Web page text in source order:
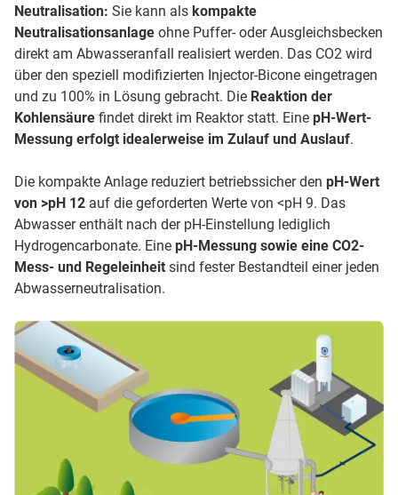
Neutralisation: Sie kann als kompakte
Neutralisationsanlage ohne Puffer- oder Ausgleichsbecken
direkt am Abwasseranfall realisiert werden. Das CO2 wird
über den speziell modifizierten Injector-Bicone eingetragen
und zu 100% in Lösung gebracht. Die Reaktion der
Kohlensäure findet direkt im Reaktor statt. Eine pH-Wert-
Messung erfolgt idealerweise im Zulauf und Auslauf.
Die kompakte Anlage reduziert betriebssicher den pH-Wert
von >pH 12 auf die geforderten Werte von <pH 9. Das
Abwasser enthält nach der pH-Einstellung lediglich
Hydrogencarbonate. Eine pH-Messung sowie eine CO2-
Mess- und Regeleinheit sind fester Bestandteil einer jeden
Abwasserneutralisation.